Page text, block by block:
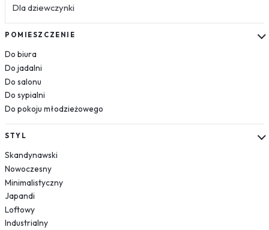
Dla dziewczynki
Kosmos
Krajobrazy
Góry
Las
Plaża
Wodospad
Pustynia
Jezioro
Morze
Kwiaty
Dmuchawce
Lawenda
POMIESZCZENIE
Do biura
Do jadalni
Do salonu
Do sypialni
Do pokoju młodzieżowego
STYL
Skandynawski
Nowoczesny
Minimalistyczny
Japandi
Loftowy
Industrialny